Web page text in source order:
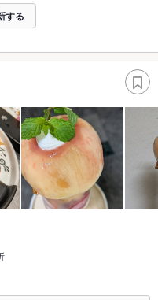
する